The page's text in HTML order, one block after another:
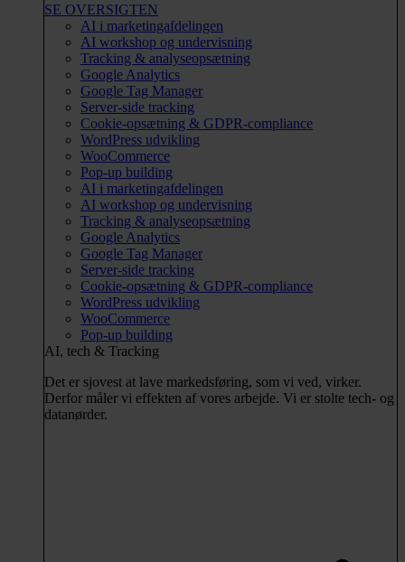
SE OVERSIGTEN
AI i marketingafdelingen
AI workshop og undervisning
Tracking & analyseopsætning
Google Analytics
Google Tag Manager
Server-side tracking
Cookie-opsætning & GDPR-compliance
WordPress udvikling
WooCommerce
Pop-up building
AI i marketingafdelingen
AI workshop og undervisning
Tracking & analyseopsætning
Google Analytics
Google Tag Manager
Server-side tracking
Cookie-opsætning & GDPR-compliance
WordPress udvikling
WooCommerce
Pop-up building
AI, tech & Tracking
Det er sjovest at lave markedsføring, som vi ved, virker.
Derfor måler vi effekten af vores arbejde. Vi er stolte tech- og
datanørder.